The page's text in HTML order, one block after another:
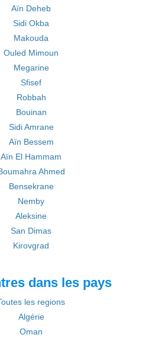
Aïn Deheb
Sidi Okba
Makouda
Ouled Mimoun
Megarine
Sfisef
Robbah
Bouinan
Sidi Amrane
Aïn Bessem
Aïn El Hammam
Ahmed
Bensekrane
Nemby
Aleksine
San Dimas
Kirovgrad
dans les pays
les regions
Algérie
Oman